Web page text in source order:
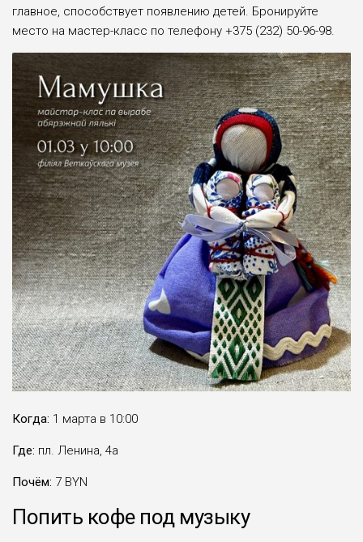
главное, способствует появлению детей. Бронируйте
место на мастер-класс по телефону +375 (232) 50-96-98.
Когда: 1 марта в 10:00
Где: пл. Ленина, 4а
Почём: 7 BYN
Попить кофе под музыку